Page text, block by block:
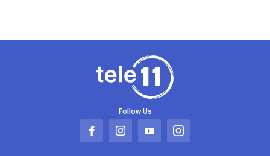
Follow Us
Abrir
Abrir
Abrir
Abrir